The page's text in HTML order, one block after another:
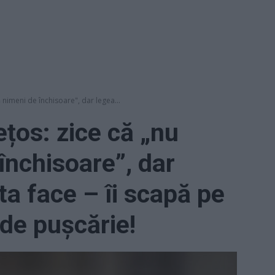
de închisoare", dar legea...
zice că „nu
dar
face – îi scapă pe
pușcărie!